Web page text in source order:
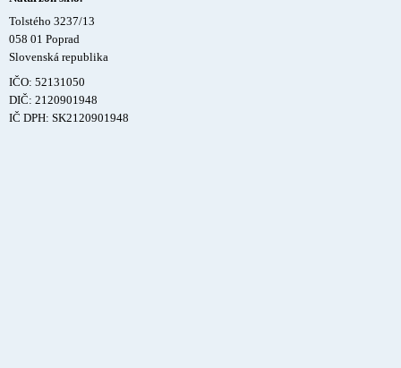
Tolstého 3237/13
058 01 Poprad
Slovenská republika
IČO: 52131050
DIČ: 2120901948
IČ DPH: SK2120901948